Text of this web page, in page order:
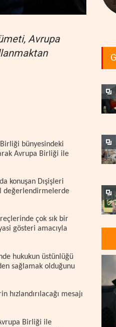
Avrupa
bünyesindeki
Avrupa Birliği ile
konuşan Dışişleri
değerlendirmelerde
çok sık bir
gösteri amacıyla
hukukun üstünlüğü
sağlamak olduğunu
mesajı
Birliği ile